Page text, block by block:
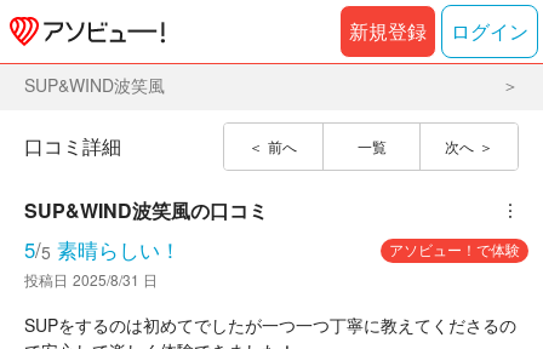
新規登録 ログイン
SUP&WIND波笑風
前へ 一覧 次へ
口コミ詳細
SUP&WIND波笑風の口コミ ︙
5/5 素晴らしい！
アソビュー！で体験
投稿日 2025/8/31 日
SUPをするのは初めてでしたが一つ一つ丁寧に教えてくださるの